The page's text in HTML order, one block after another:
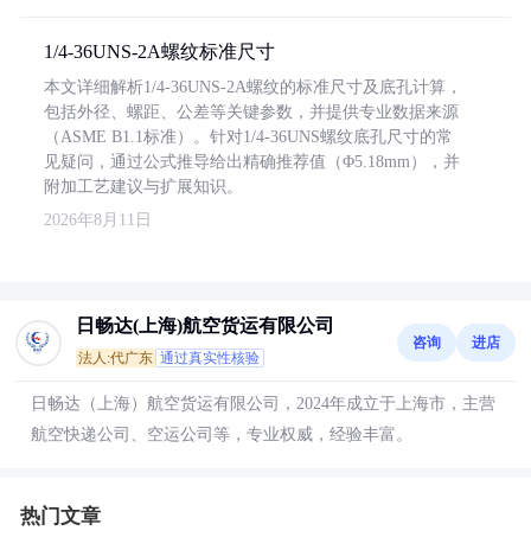
1/4-36UNS-2A螺纹标准尺寸
本文详细解析1/4-36UNS-2A螺纹的标准尺寸及底孔计算，
包括外径、螺距、公差等关键参数，并提供专业数据来源
（ASME B1.1标准）。针对1/4-36UNS螺纹底孔尺寸的常
见疑问，通过公式推导给出精确推荐值（Φ5.18mm），并
附加工艺建议与扩展知识。
2026年8月11日
日畅达(上海)航空货运有限公司
法人:代广东 通过真实性核验
咨询 进店
日畅达（上海）航空货运有限公司，2024年成立于上海市，主营
航空快递公司、空运公司等，专业权威，经验丰富。
热门文章